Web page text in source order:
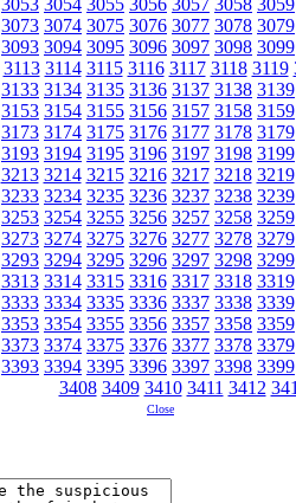
3053 3054 3055 3056 3057 3058 3059
3073 3074 3075 3076 3077 3078 3079
3093 3094 3095 3096 3097 3098 3099
3113 3114 3115 3116 3117 3118 3119
3133 3134 3135 3136 3137 3138 3139
3153 3154 3155 3156 3157 3158 3159
3173 3174 3175 3176 3177 3178 3179
3193 3194 3195 3196 3197 3198 3199
3213 3214 3215 3216 3217 3218 3219
3233 3234 3235 3236 3237 3238 3239
3253 3254 3255 3256 3257 3258 3259
3273 3274 3275 3276 3277 3278 3279
3293 3294 3295 3296 3297 3298 3299
3313 3314 3315 3316 3317 3318 3319
3333 3334 3335 3336 3337 3338 3339
3353 3354 3355 3356 3357 3358 3359
3373 3374 3375 3376 3377 3378 3379
3393 3394 3395 3396 3397 3398 3399
3408 3409 3410 3411 3412
Close